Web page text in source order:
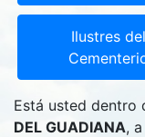
Ilustres del
Está usted dentro
DEL GUADIANA,